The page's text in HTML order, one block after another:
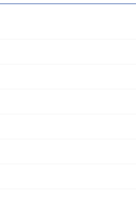
司，訂購禮品又怎能普普通...